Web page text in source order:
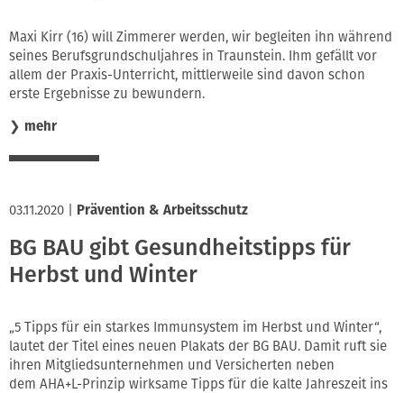
Maxi Kirr (16) will Zimmerer werden, wir begleiten ihn während
seines Berufsgrundschuljahres in Traunstein. Ihm gefällt vor
allem der Praxis-Unterricht, mittlerweile sind davon schon
erste Ergebnisse zu bewundern.
❯ mehr
03.11.2020 Prävention & Arbeitsschutz
BG BAU gibt Gesundheitstipps für
Herbst und Winter
„5 Tipps für ein starkes Immunsystem im Herbst und Winter“,
lautet der Titel eines neuen Plakats der BG BAU. Damit ruft sie
ihren Mitgliedsunternehmen und Versicherten neben
dem AHA+L-Prinzip wirksame Tipps für die kalte Jahreszeit ins